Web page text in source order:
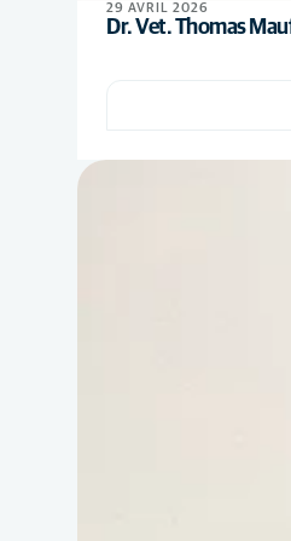
29 AVRIL 2026
Dr. Vet. Thomas